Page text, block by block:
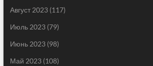
Август 2023(117)
Июль 2023(79)
Июнь 2023(98)
Май 2023(108)